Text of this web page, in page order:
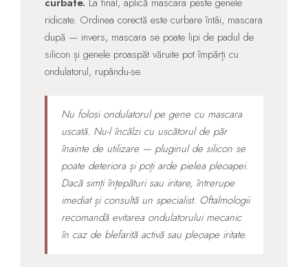
ridicate. Ordinea corectă este curbare întâi, mascara
după — invers, mascara se poate lipi de padul de
silicon și genele proaspăt văruite pot împărți cu
ondulatorul, rupându-se.
Nu folosi ondulatorul pe gene cu mascara
uscată. Nu-l încălzi cu uscătorul de păr
înainte de utilizare — pluginul de silicon se
poate deteriora și poți arde pielea pleoapei.
Dacă simți înțepături sau iritare, întrerupe
imediat și consultă un specialist. Oftalmologii
recomandă evitarea ondulatorului mecanic
în caz de blefarită activă sau pleoape iritate.